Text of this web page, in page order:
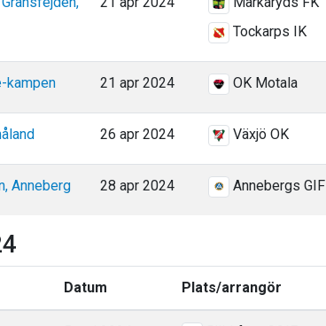
Tockarps IK
kampen 21 apr 2024 OK Motala
26 apr 2024 Växjö OK
Anneberg 28 apr 2024 Annebergs GIF
Datum Plats/arrangör